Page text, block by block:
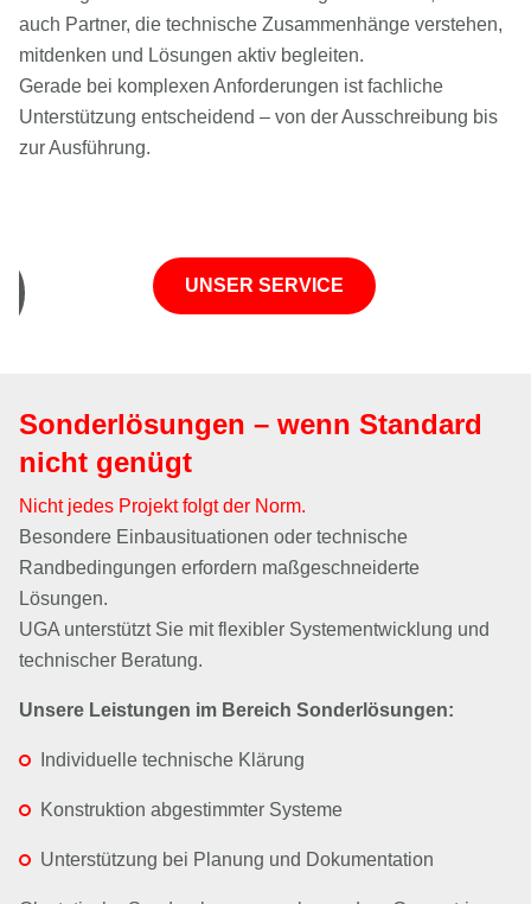
auch Partner, die technische Zusammenhänge verstehen,
mitdenken und Lösungen aktiv begleiten.
Gerade bei komplexen Anforderungen ist fachliche
Unterstützung entscheidend – von der Ausschreibung bis
zur Ausführung.
UNSER SERVICE
Sonderlösungen – wenn Standard
nicht genügt
Nicht jedes Projekt folgt der Norm.
Besondere Einbausituationen oder technische
Randbedingungen erfordern maßgeschneiderte
Lösungen.
UGA unterstützt Sie mit flexibler Systementwicklung und
technischer Beratung.
Unsere Leistungen im Bereich Sonderlösungen:
Individuelle technische Klärung
Konstruktion abgestimmter Systeme
Unterstützung bei Planung und Dokumentation